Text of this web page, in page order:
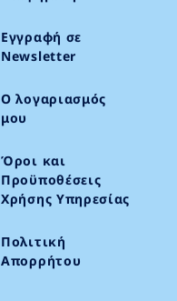
Εγγραφή σε
Newsletter
Ο λογαριασμός
μου
Όροι και
Προϋποθέσεις
Χρήσης Υπηρεσίας
Πολιτική
Απορρήτου